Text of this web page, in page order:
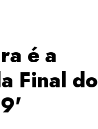
é a
Final do